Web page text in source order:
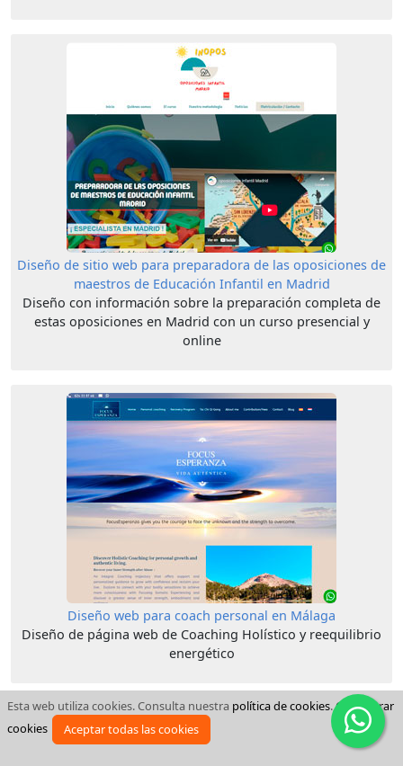
Diseño de sitio web para preparadora de las oposiciones de
maestros de Educación Infantil en Madrid
Diseño con información sobre la preparación completa de
estas oposiciones en Madrid con un curso presencial y
online
Diseño web para coach personal en Málaga
Diseño de página web de Coaching Holístico y reequilibrio
energético
Esta web utiliza cookies. Consulta nuestra política de cookies.Configurar
cookies
Aceptar todas las cookies